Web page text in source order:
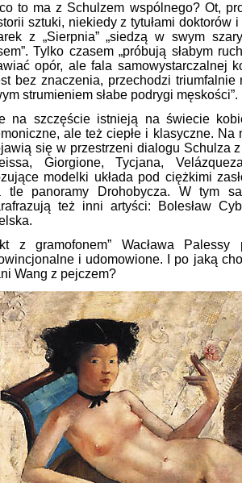
to ma z Schulzem wspólnego? Ot,
sztuki, niekiedy z tytułami doktorów
z „Sierpnia” „siedzą w swym
Tylko czasem „próbują słabym
opór, ale fala samowystarczalnej
bez znaczenia, przechodzi
strumieniem słabe podrygi męskości”.
na szczęście istnieją na świecie
ale też ciepłe i klasyczne.
się w przestrzeni dialogu Schulza
Giorgione, Tycjana,
modelki układa pod ciężkimi
tle panoramy Drohobycza. W tym
też inni artyści: Bolesław
z gramofonem” Wacława Palessy
i udomowione. I po jaką
Wang z pejczem?